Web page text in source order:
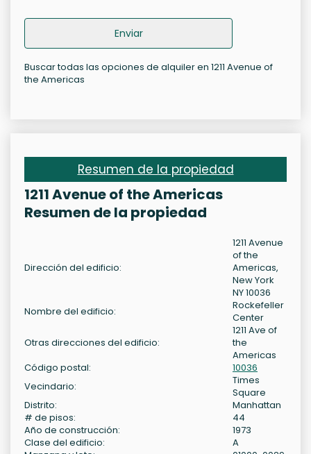
Enviar
Buscar todas las opciones de alquiler en 1211 Avenue of
the Americas
Resumen de la propiedad
1211 Avenue of the Americas
Resumen de la propiedad
Dirección del edificio:
1211 Avenue
of the
Americas,
New York
NY 10036
Nombre del edificio:
Rockefeller
Center
Otras direcciones del edificio:
1211 Ave of
the
Americas
Código postal:
10036
Vecindario:
Times
Square
Distrito:
Manhattan
# de pisos:
44
Año de construcción:
1973
Clase del edificio:
A